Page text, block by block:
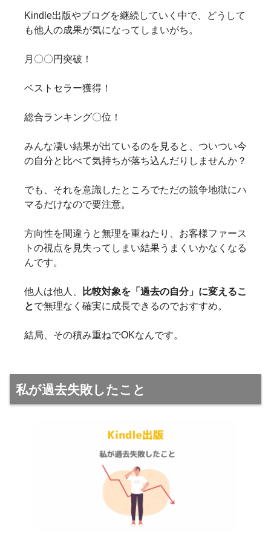
Kindle出版やブログを継続していく中で、どうして
も他人の成果が気になってしまいがち。
月〇〇円突破！
ベストセラー獲得！
総合ランキング〇位！
みんな凄い結果が出ているのを見ると、ついつい今
の自分と比べて気持ちが落ち込んだりしませんか？
でも、それを意識したところでただの競争地獄にハ
マるだけなので要注意。
方向性を間違うと無理を重ねたり、お客様ファース
トの視点を見失ってしまい結果うまくいかなくなる
んです。
他人は他人、
比較対象を「過去の自分」に変えるこ
とで無理なく確実に成長できるのでおすすめ。
結局、その積み重ねでOKなんです。
私が過去失敗したこと